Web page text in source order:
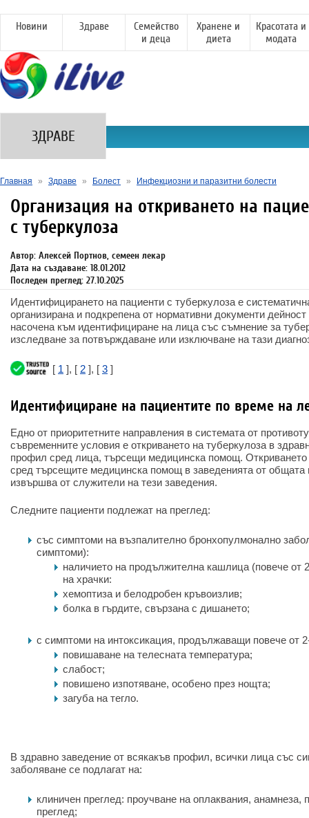
Новини Здраве
Семейство
и деца
Хранене и
диета
Красотата и
модата
ЗДРАВЕ
Главная » Здраве » Болест » Инфекциозни и паразитни болести
Организация на откриването на
с туберкулоза
Автор: Алексей Портнов, семеен лекар
Дата на създаване: 18.01.2012
Последен преглед: 27.10.2025
Идентифицирането на пациенти с туберкулоза е
организирана и подкрепена от нормативни документи
насочена към идентифициране на лица със съмнение за
изследване за потвърждаване или изключване на тази
[ 1 ], [ 2 ], [ 3 ]
Идентифициране на пациентите по време на
Едно от приоритетните направления в системата от
съвременните условия е откриването на туберкулоза в
профил сред лица, търсещи медицинска помощ. Откриването
сред търсещите медицинска помощ в заведенията от
извършва от служители на тези заведения.
Следните пациенти подлежат на преглед:
със симптоми на възпалително бронхопулмонално
симптоми):
наличието на продължителна кашлица (повече от
на храчки:
хемоптиза и белодробен кръвоизлив;
болка в гърдите, свързана с дишането;
с симптоми на интоксикация, продължаващи повече от
повишаване на телесната температура;
слабост;
повишено изпотяване, особено през нощта;
загуба на тегло.
В здравно заведение от всякакъв профил, всички лица със
заболяване се подлагат на:
клиничен преглед: проучване на оплаквания,
преглед;